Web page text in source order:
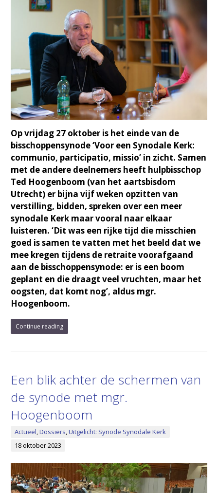
Op vrijdag 27 oktober is het einde van de
bisschoppensynode ‘Voor een Synodale Kerk:
communio, participatio, missio’ in zicht. Samen
met de andere deelnemers heeft hulpbisschop
Ted Hoogenboom (van het aartsbisdom
Utrecht) er bijna vijf weken opzitten van
verstilling, bidden, spreken over een meer
synodale Kerk maar vooral naar elkaar
luisteren. ‘Dit was een rijke tijd die misschien
goed is samen te vatten met het beeld dat we
mee kregen tijdens de retraite voorafgaand
aan de bisschoppensynode: er is een boom
geplant en die draagt veel vruchten, maar het
oogsten, dat komt nog’, aldus mgr.
Hoogenboom.
Continue reading
Een blik achter de schermen van
de synode met mgr.
Hoogenboom
Actueel,Dossiers,Uitgelicht: Synode Synodale Kerk
18 oktober 2023